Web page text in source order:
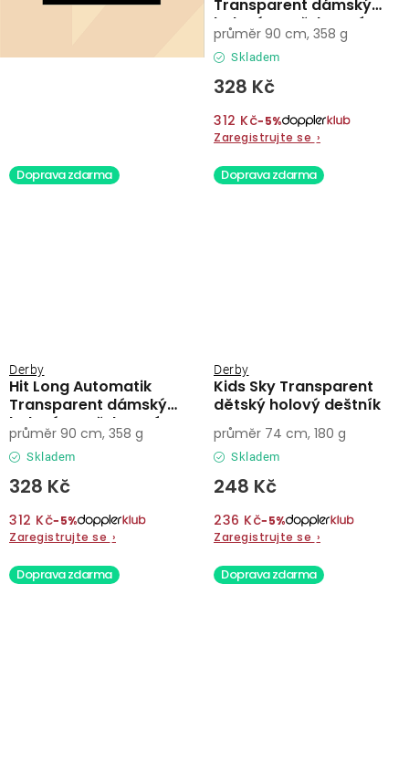
Transparent dámský
holový vystřelovací
deštník
Skladem
328 Kč
312 Kč−5%
Zaregistrujte se ›
průměr 90 cm, 358 g
Doprava zdarma
Hit Long Automatik
Transparent dámský
holový vystřelovací
deštník
Derby
Skladem
328 Kč
312 Kč−5%
Zaregistrujte se ›
průměr 90 cm, 358 g
Doprava zdarma
Kids Sky Transparent
dětský holový deštník
Derby
Skladem
248 Kč
236 Kč−5%
Zaregistrujte se ›
průměr 74 cm, 180 g
Doprava zdarma Doprava zdarma